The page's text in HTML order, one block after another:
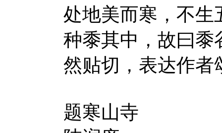
处地美而寒，不生
种黍其中，故曰黍
然贴切，表达作者
题寒山寺